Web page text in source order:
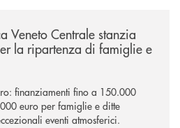
Veneto Centrale stanzia
la ripartenza di famiglie e
finanziamenti fino a 150.000
euro per famiglie e ditte
eventi atmosferici.